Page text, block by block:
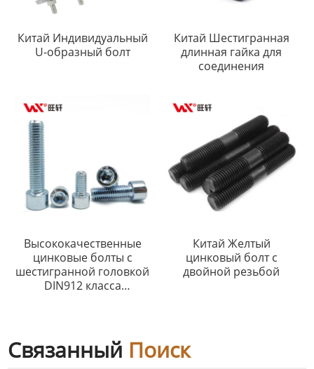
Китай Индивидуальный
U-образный болт
Китай Шестигранная
длинная гайка для
соединения
Высококачественные
цинковые болты с
шестигранной головкой
DIN912 класса
Китай Желтый
цинковый болт с
двойной резьбой
Связанный Поиск